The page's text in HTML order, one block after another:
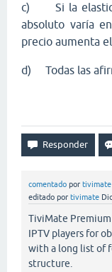
c) Si la
absoluto varía
precio aumenta
d) Todas las
comentado por tivimate
editado por tivimate
TiviMate
IPTV players for
with a long list of
structure.